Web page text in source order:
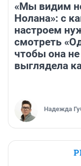
«Мы видим
Нолана»: с
настроем
смотреть
чтобы она не
выглядела
Надежда